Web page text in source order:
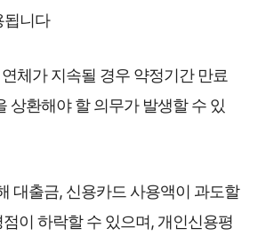
됩니다
체가 지속될 경우 약정기간 만료
상환해야 할 의무가 발생할 수 있
대출금, 신용카드 사용액이 과도할
이 하락할 수 있으며, 개인신용평